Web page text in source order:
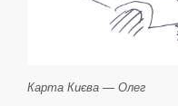
Карта Києва — Олег